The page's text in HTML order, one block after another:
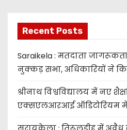
Recent Posts
Saraikela : मतदाता
नुक्कड़ सभा, अधिकारियों ने
श्रीनाथ विश्वविद्यालय में नए
एक्सएलआरआई ऑडिटोरियम